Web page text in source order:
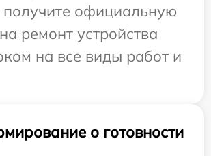
официальную
ремонт устройства
на все виды работ и
о готовности